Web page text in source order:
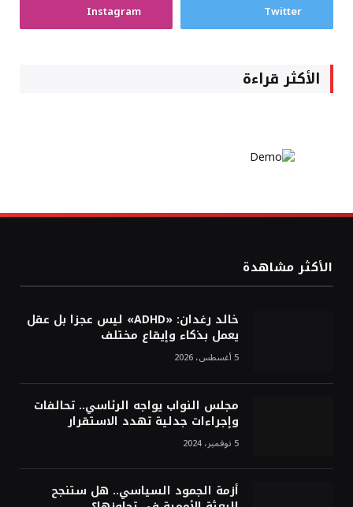
Twitter
Instagram
الأكثر قراءة
الأكثر مشاهدة
خالد رغدان: «ADHD» ليس عجزا بل عقل
يعمل بذكاء وإيقاع مختلف
5 أغسطس، 2026
مجلس النواب يواجه الرئاسي.. تحالفات
وإجراءات جدلية تهدد الاستقرار
5 نوفمبر، 2024
أزمة الجمود السياسي.. هل ستنجح